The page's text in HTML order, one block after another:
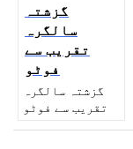
گزشتہ
سالگرہ
تقریب سے
فوٹو
گزشتہ سالگرہ
تقریب سے فوٹو